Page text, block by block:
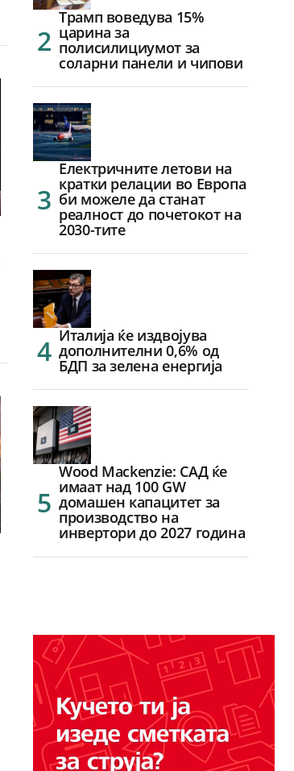
Трамп воведува 15%
царина за
полисилициумот за
соларни панели и чипови
Електричните летови на
кратки релации во Европа
би можеле да станат
реалност до почетокот на
2030-тите
Италија ќе издвојува
дополнителни 0,6% од
БДП за зелена енергија
Wood Mackenzie: САД ќе
имаат над 100 GW
домашен капацитет за
производство на
инвертори до 2027 година